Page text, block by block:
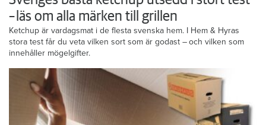
– läs om alla märken till grillen
Ketchup är vardagsmat i de flesta svenska hem. I Hem & Hyras
stora test får du veta vilken sort som är godast – och vilken som
innehåller mögelgifter.